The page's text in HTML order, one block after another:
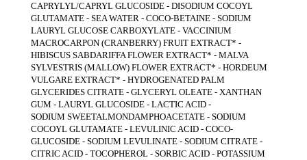
CAPRYLYL/CAPRYL GLUCOSIDE - DISODIUM COCOYL
GLUTAMATE - SEA WATER - COCO-BETAINE - SODIUM
LAURYL GLUCOSE CARBOXYLATE - VACCINIUM
MACROCARPON (CRANBERRY) FRUIT EXTRACT* -
HIBISCUS SABDARIFFA FLOWER EXTRACT* - MALVA
SYLVESTRIS (MALLOW) FLOWER EXTRACT* - HORDEUM
VULGARE EXTRACT* - HYDROGENATED PALM
GLYCERIDES CITRATE - GLYCERYL OLEATE - XANTHAN
GUM - LAURYL GLUCOSIDE - LACTIC ACID -
SODIUM SWEETALMONDAMPHOACETATE - SODIUM
COCOYL GLUTAMATE - LEVULINIC ACID - COCO-
GLUCOSIDE - SODIUM LEVULINATE - SODIUM CITRATE -
CITRIC ACID - TOCOPHEROL - SORBIC ACID - POTASSIUM